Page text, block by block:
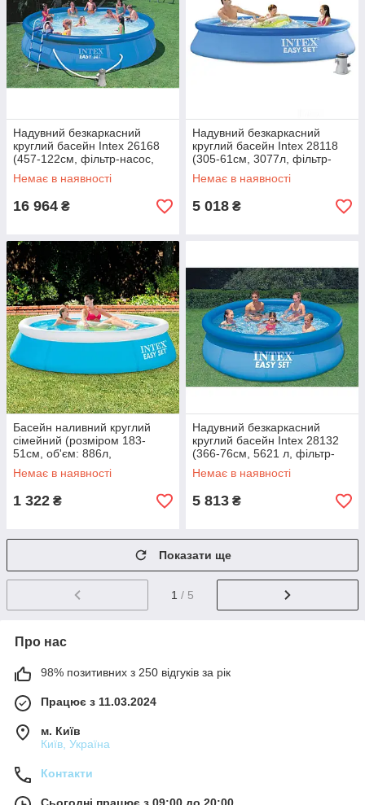
Надувний безкаркасний
круглий басейн Intex 26168
(457-122см, фільтр-насос,
сходи, підстилка, тент) Синій
Немає в наявності
16 964 ₴
Надувний безкаркасний
круглий басейн Intex 28118
(305-61см, 3077л, фільтр-
насосом 220V) Синій
Немає в наявності
5 018 ₴
Басейн наливний круглий
сімейний (розміром 183-
51см, об'єм: 886л,
ремкомплект) Intex 28101 NP
Немає в наявності
1 322 ₴
Надувний безкаркасний
круглий басейн Intex 28132
(366-76см, 5621 л, фільтр-
насос 230V) Синій
Немає в наявності
5 813 ₴
Показати ще
1 / 5
Про нас
98% позитивних з 250 відгуків за рік
Працює з 11.03.2024
м. Київ
Київ, Україна
Контакти